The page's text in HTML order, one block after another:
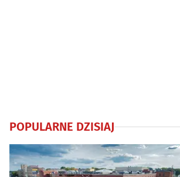
POPULARNE DZISIAJ